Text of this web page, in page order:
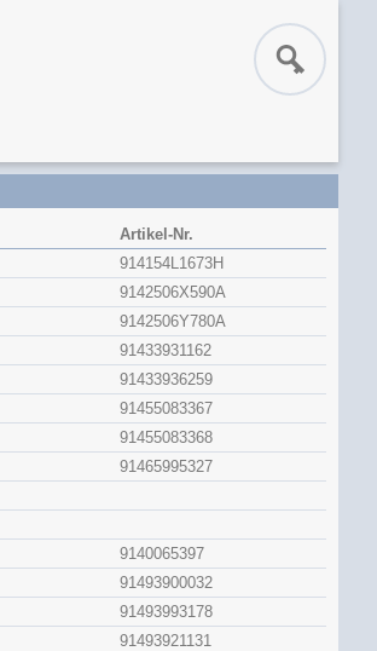
Artikel-Nr.
914154L1673H
9142506X590A
9142506Y780A
91433931162
91433936259
91455083367
91455083368
91465995327
9140065397
91493900032
91493993178
91493921131